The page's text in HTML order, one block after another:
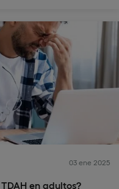
03 ene 2025
en adultos?